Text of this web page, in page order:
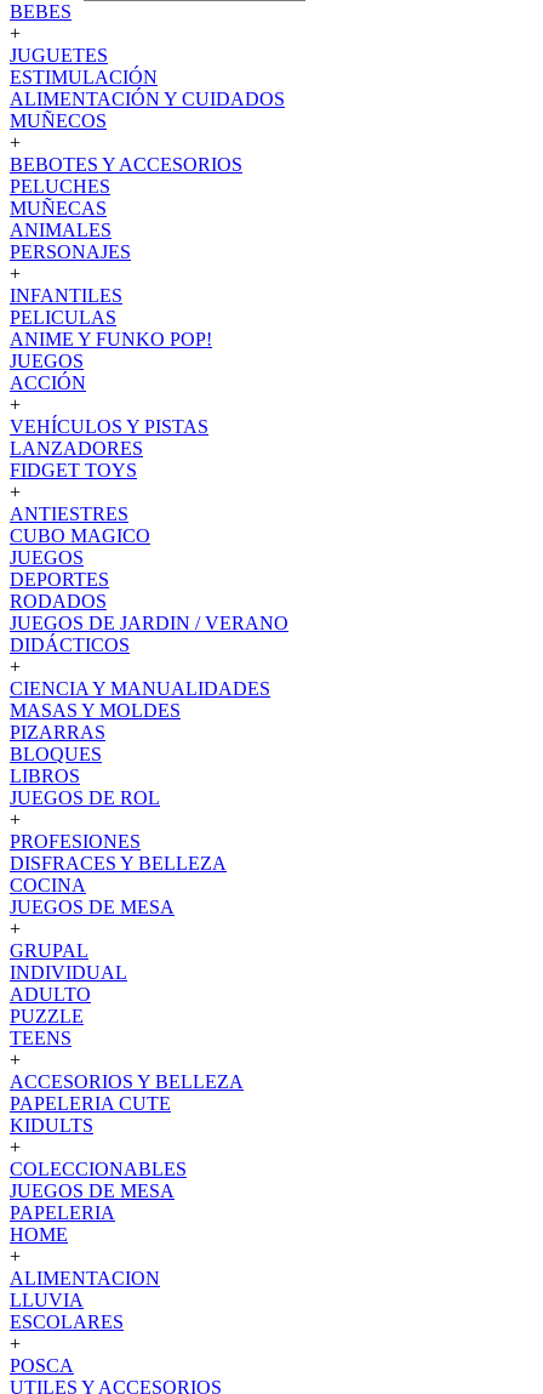
BEBES
+
JUGUETES
ESTIMULACIÓN
ALIMENTACIÓN Y CUIDADOS
MUÑECOS
+
BEBOTES Y ACCESORIOS
PELUCHES
MUÑECAS
ANIMALES
PERSONAJES
+
INFANTILES
PELICULAS
ANIME Y FUNKO POP!
JUEGOS
ACCIÓN
+
VEHÍCULOS Y PISTAS
LANZADORES
FIDGET TOYS
+
ANTIESTRES
CUBO MAGICO
JUEGOS
DEPORTES
RODADOS
JUEGOS DE JARDIN / VERANO
DIDÁCTICOS
+
CIENCIA Y MANUALIDADES
MASAS Y MOLDES
PIZARRAS
BLOQUES
LIBROS
JUEGOS DE ROL
+
PROFESIONES
DISFRACES Y BELLEZA
COCINA
JUEGOS DE MESA
+
GRUPAL
INDIVIDUAL
ADULTO
PUZZLE
TEENS
+
ACCESORIOS Y BELLEZA
PAPELERIA CUTE
KIDULTS
+
COLECCIONABLES
JUEGOS DE MESA
PAPELERIA
HOME
+
ALIMENTACION
LLUVIA
ESCOLARES
+
POSCA
UTILES Y ACCESORIOS